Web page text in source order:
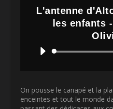
L'antenne
les enfants
On pousse le canapé et la
enceintes et tout le monde